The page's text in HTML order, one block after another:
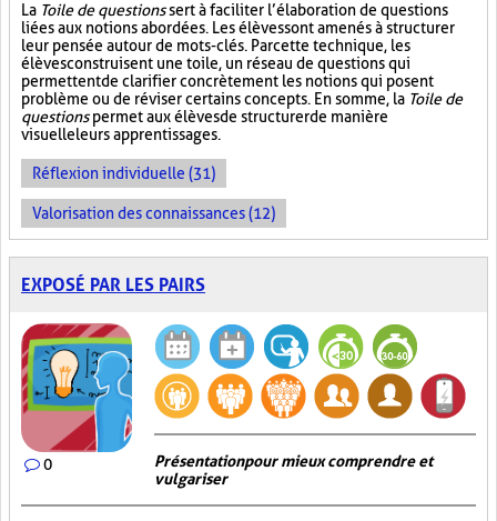
La Toile de questionssert à faciliter l’élaboration de questions
liées aux notions abordées. Les élèves sont amenés à structurer
leur pensée autour de mots-clés. Par cette technique, les
élèves construisent une toile, un réseau de questions qui
permettent de clarifier concrètement les notions qui posent
problème ou de réviser certains concepts. En somme, la Toile de
questionspermet aux élèves de structurer de manière
visuelle leurs apprentissages.
Réflexion individuelle (31)
Valorisation des connaissances (12)
EXPOSÉ PAR LES PAIRS
0
Présentation pour mieux comprendre et
vulgariser